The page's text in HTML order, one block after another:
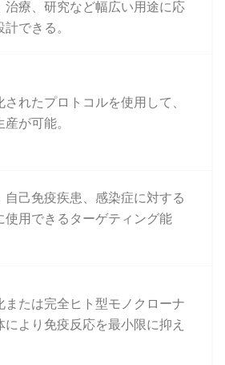
治療、研究など幅広い用途に応
計できる。
されたプロトコルを使用して、
が可能。
自己免疫疾患、感染症に対する
使用できるターゲティング能
または完全ヒト型モノクローナ
により免疫反応を最小限に抑え